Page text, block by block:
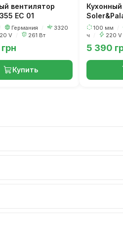
вентилятор
EC 01
Германия
3320
V 261 Вт
Купить
пластик
100 мм
ч
220 V
5 390